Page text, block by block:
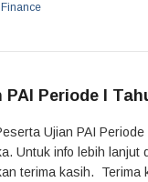
Finance
Periode I
Ujian PAI
Untuk info lebih
terima kasih. Terima